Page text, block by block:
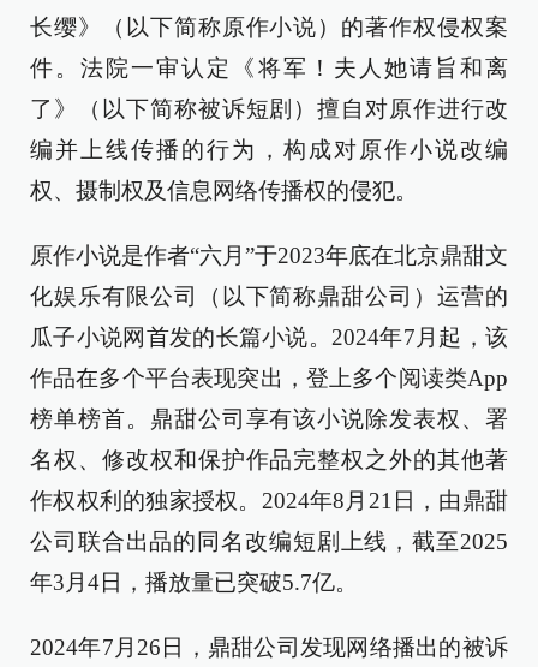
长缨》（以下简称原作小说）的著作权侵权案
件。法院一审认定《将军！夫人她请旨和离
了》（以下简称被诉短剧）擅自对原作进行改
编并上线传播的行为，构成对原作小说改编
权、摄制权及信息网络传播权的侵犯。
原作小说是作者“六月”于2023年底在北京鼎甜文
化娱乐有限公司（以下简称鼎甜公司）运营的
瓜子小说网首发的长篇小说。2024年7月起，该
作品在多个平台表现突出，登上多个阅读类App
榜单榜首。鼎甜公司享有该小说除发表权、署
名权、修改权和保护作品完整权之外的其他著
作权权利的独家授权。2024年8月21日，由鼎甜
公司联合出品的同名改编短剧上线，截至2025
年3月4日，播放量已突破5.7亿。
2024年7月26日，鼎甜公司发现网络播出的被诉